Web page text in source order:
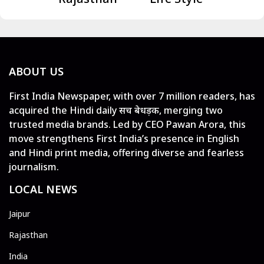
ABOUT US
First India Newspaper, with over 7 million readers, has
acquired the Hindi daily सच बेधड़क, merging two
trusted media brands. Led by CEO Pawan Arora, this
move strengthens First India’s presence in English
and Hindi print media, offering diverse and fearless
journalism.
LOCAL NEWS
Jaipur
Rajasthan
India